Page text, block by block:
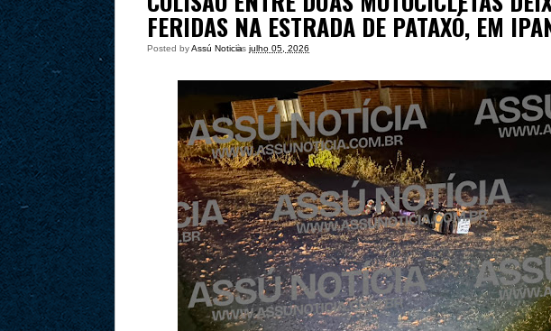
FERIDAS NA ESTRADA DE PATAXÓ, EM
Posted byAssú Noticia
às julho 05, 2026